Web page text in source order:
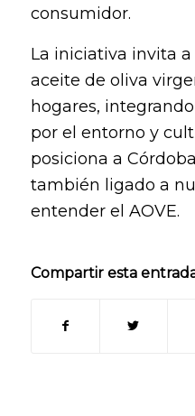
consumidor.
La iniciativa invita
aceite de oliva
hogares,
por el entorno y
posiciona a
también ligado a
entender el AOVE.
Compartir esta